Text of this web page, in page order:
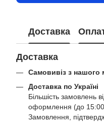
Доставка
Доставка
Самовивіз з нашого
Доставка по Україні
Більшість замовлень
оформлення (до
Замовлення,